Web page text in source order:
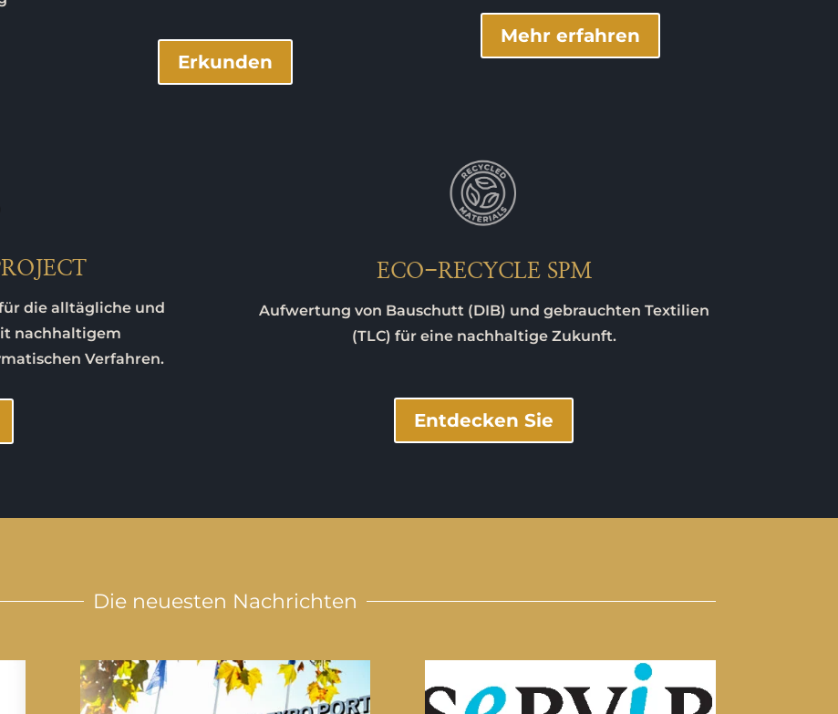
Erkunden
Mehr erfahren
die alltägliche und
nachhaltigem
Verfahren.
ECO-RECYCLE SPM
Aufwertung von Bauschutt (DIB) und gebrauchten Textilien
(TLC) für eine nachhaltige Zukunft.
Entdecken Sie
Die neuesten Nachrichten